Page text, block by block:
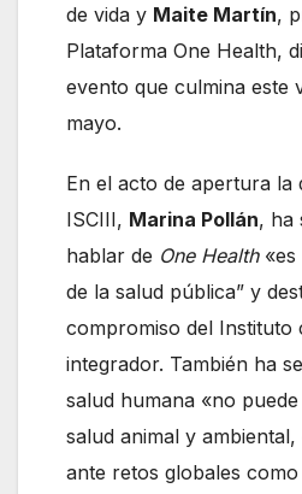
de vida y Maite Martín,
Plataforma One Health,
evento que culmina este
mayo.
En el acto de apertura la
ISCIII, Marina Pollán, ha
hablar de One Health«es
de la salud pública” y
compromiso del Instituto
integrador. También ha
salud humana «no
salud animal y ambiental,
ante retos globales